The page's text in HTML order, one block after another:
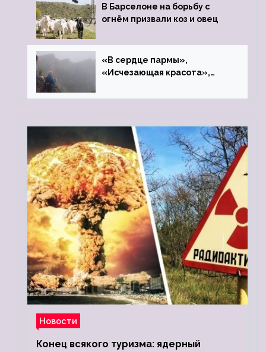
В Барселоне на борьбу с
огнём призвали коз и овец
«В сердце пармы»,
«Исчезающая красота»,
Новости
Конец всякого туризма: ядерный